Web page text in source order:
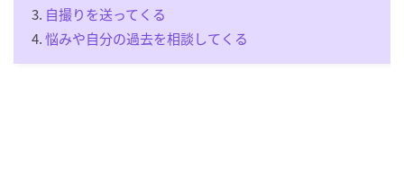
自撮りを送ってくる
悩みや自分の過去を相談してくる